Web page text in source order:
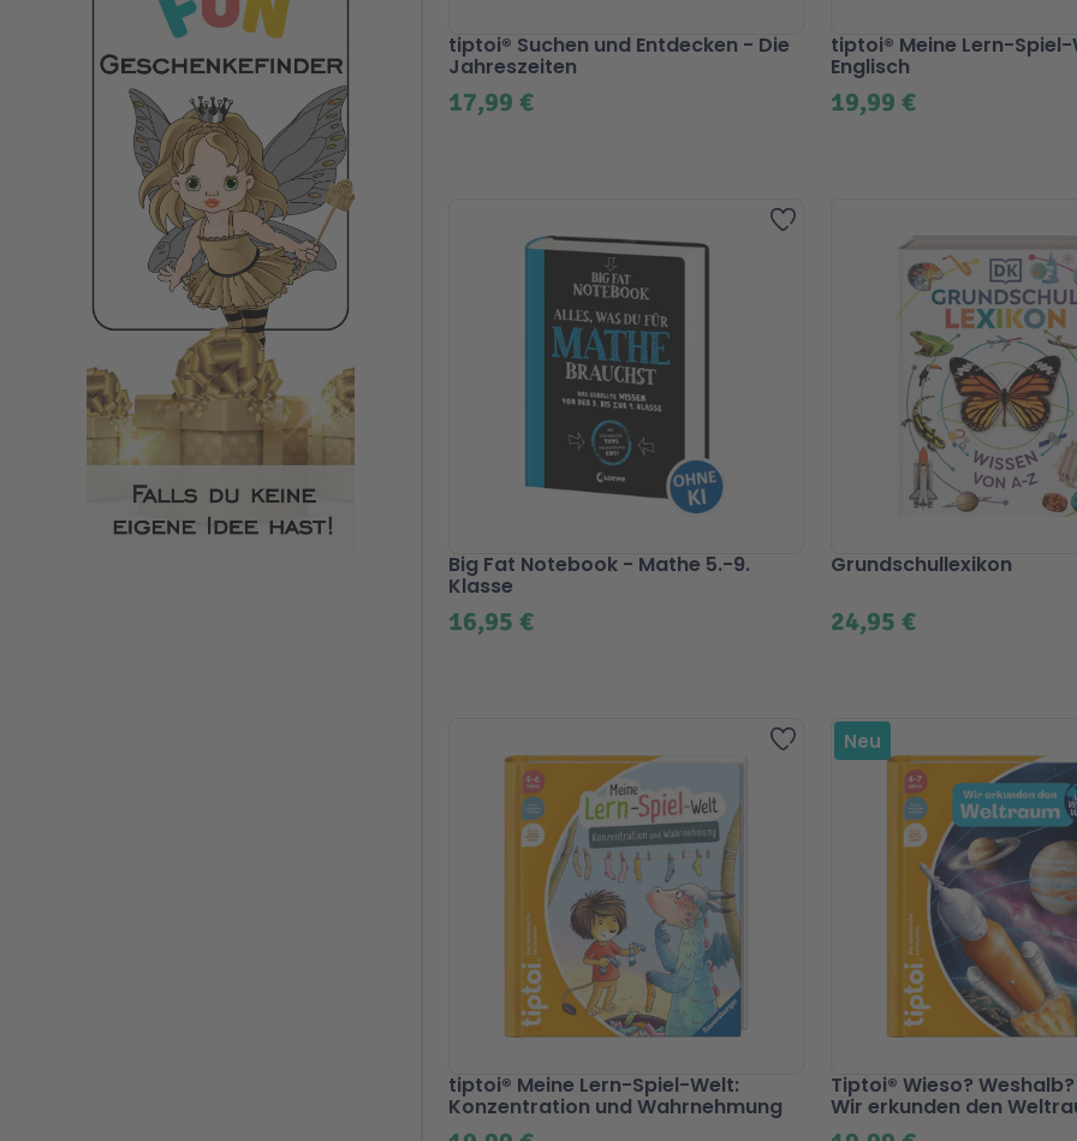
17,99 €
tiptoi® Suchen und Entdecken - Die
Jahreszeiten
19,99 €
tiptoi® Meine Lern-
Englisch
Zur Wunschliste hinzufügen
16,95 €
Big Fat Notebook - Mathe 5.-9.
Klasse
24,95 €
Grundschullexikon
Zur Wunschliste hinzufügen
tiptoi® Meine Lern-Spiel-Welt:
Konzentration und Wahrnehmung
Neu
Tiptoi® Wieso?
Wir erkunden den